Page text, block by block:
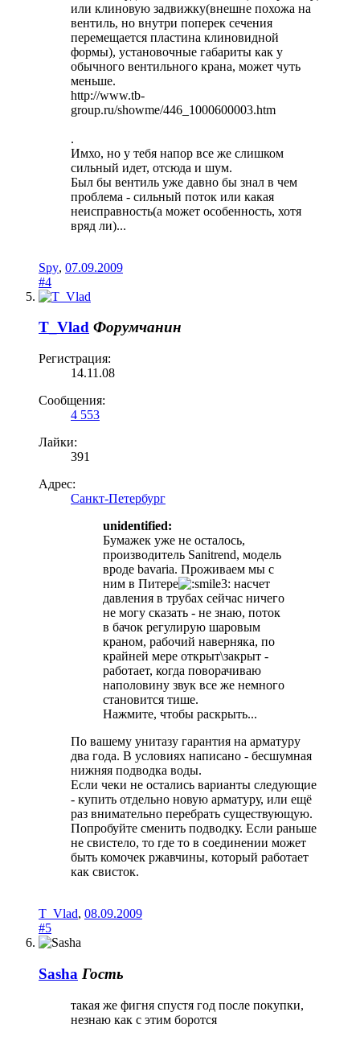
или клиновую задвижку(внешне похожа на
вентиль, но внутри поперек сечения
перемещается пластина клиновидной
формы), установочные габариты как у
обычного вентильного крана, может чуть
меньше.
http://www.tb-
group.ru/showme/446_1000600003.htm
.
Имхо, но у тебя напор все же слишком
сильный идет, отсюда и шум.
Был бы вентиль уже давно бы знал в чем
проблема - сильный поток или какая
неисправность(а может особенность, хотя
вряд ли)...
Spy, 07.09.2009
#4
T_Vlad Форумчанин
Регистрация:
14.11.08
Сообщения:
4 553
Лайки:
391
Адрес:
Санкт-Петербург
unidentified:
Бумажек уже не осталось,
производитель Sanitrend, модель
вроде bavaria. Проживаем мы с
ним в Питере
насчет
давления в трубах сейчас ничего
не могу сказать - не знаю, поток
в бачок регулирую шаровым
краном, рабочий наверняка, по
крайней мере открыт\закрыт -
работает, когда поворачиваю
наполовину звук все же немного
становится тише.
Нажмите, чтобы раскрыть...
По вашему унитазу гарантия на арматуру
два года. В условиях написано - бесшумная
нижняя подводка воды.
Если чеки не остались варианты следующие
- купить отдельно новую арматуру, или ещё
раз внимательно перебрать существующую.
Попробуйте сменить подводку. Если раньше
не свистело, то где то в соединении может
быть комочек ржавчины, который работает
как свисток.
T_Vlad, 08.09.2009
#5
Sasha Гость
такая же фигня спустя год после покупки,
незнаю как с этим боротся